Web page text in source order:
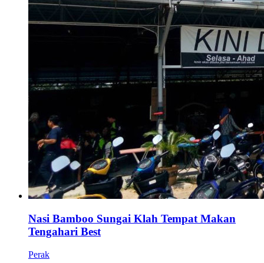
Nasi Bamboo Sungai Klah Tempat Makan
Tengahari Best
Perak